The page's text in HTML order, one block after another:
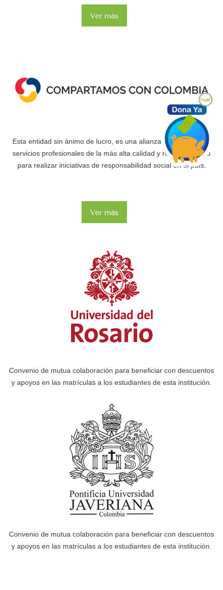
Ver más
Esta entidad sin ánimo de lucro, es una alianza entre firmas de
servicios profesionales de la más alta calidad y reconocimiento
para realizar iniciativas de responsabilidad social en el país.
Ver más
Convenio de mutua colaboración para beneficiar con descuentos
y apoyos en las matrículas a los estudiantes de esta institución.
Convenio de mutua colaboración para beneficiar con descuentos
y apoyos en las matrículas a los estudiantes de esta institución.